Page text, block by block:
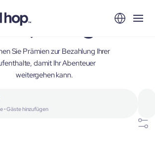
Georgia
Sie Prämien zur Bezahlung Ihrer
damit Ihr Abenteuer
weitergehen kann.
• Gäste hinzufügen